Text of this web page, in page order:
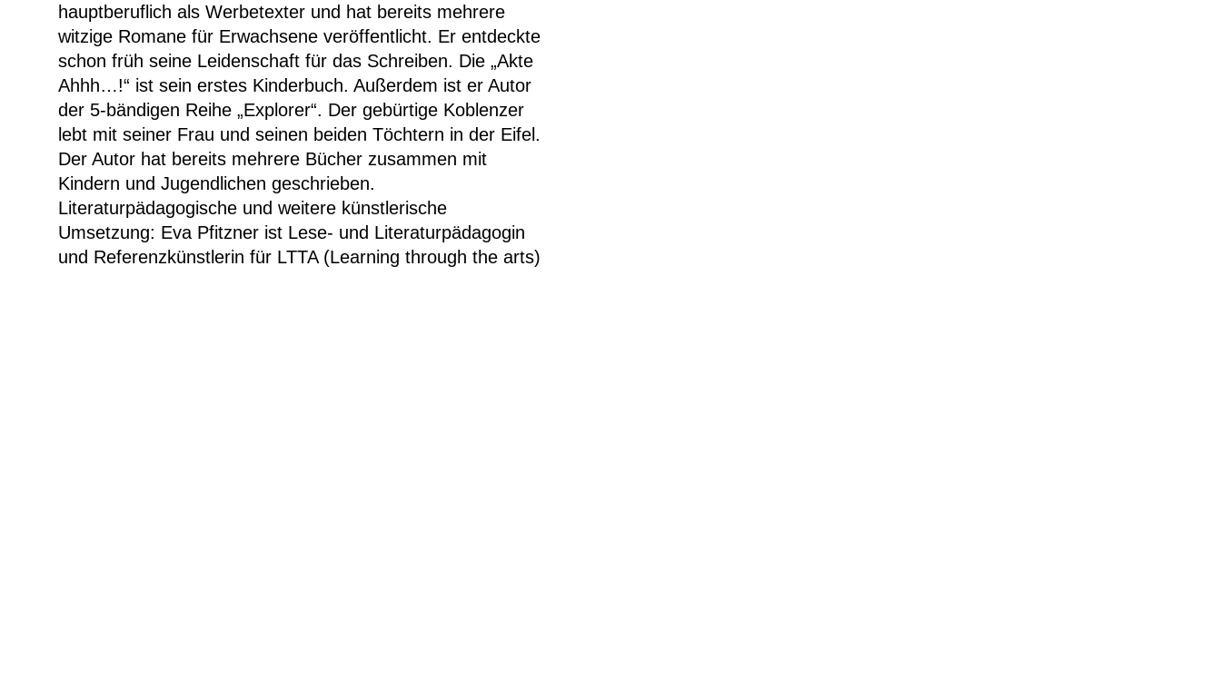
hauptberuflich als Werbetexter und hat bereits mehrere
witzige Romane für Erwachsene veröffentlicht. Er entdeckte
schon früh seine Leidenschaft für das Schreiben. Die „Akte
Ahhh…!“ ist sein erstes Kinderbuch. Außerdem ist er Autor
der 5-bändigen Reihe „Explorer“. Der gebürtige Koblenzer
lebt mit seiner Frau und seinen beiden Töchtern in der Eifel.
Der Autor hat bereits mehrere Bücher zusammen mit
Kindern und Jugendlichen geschrieben.
Literaturpädagogische und weitere künstlerische
Umsetzung: Eva Pfitzner ist Lese- und Literaturpädagogin
und Referenzkünstlerin für LTTA (Learning through the arts)